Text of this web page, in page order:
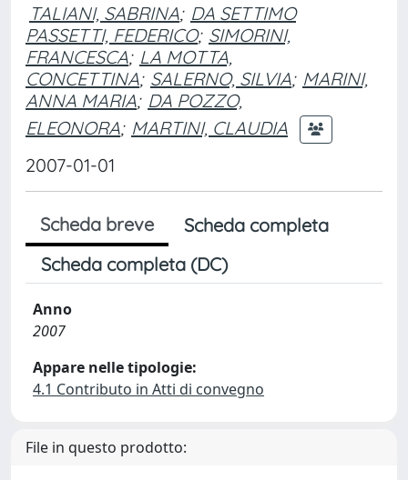
TALIANI, SABRINA; DA SETTIMO
PASSETTI, FEDERICO; SIMORINI,
FRANCESCA; LA MOTTA,
CONCETTINA; SALERNO, SILVIA; MARINI,
ANNA MARIA; DA POZZO,
ELEONORA; MARTINI, CLAUDIA
2007-01-01
Scheda breve
Scheda completa
Scheda completa (DC)
Anno
2007
Appare nelle tipologie:
4.1 Contributo in Atti di convegno
File in questo prodotto: